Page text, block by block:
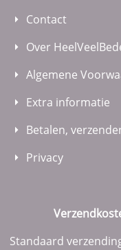
Contact
Over
Algemene
Extra informatie
Betalen,
Privacy
Standaard